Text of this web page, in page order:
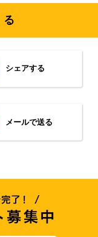
シェアする
メールで送る